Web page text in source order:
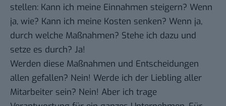
stellen: Kann ich meine Einnahmen steigern? Wenn
ja, wie? Kann ich meine Kosten senken? Wenn ja,
durch welche Maßnahmen? Stehe ich dazu und
setze es durch? Ja!
Werden diese Maßnahmen und Entscheidungen
allen gefallen? Nein! Werde ich der Liebling aller
Mitarbeiter sein? Nein! Aber ich trage